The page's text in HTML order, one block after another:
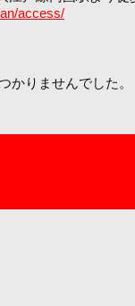
access/
かりませんでした。